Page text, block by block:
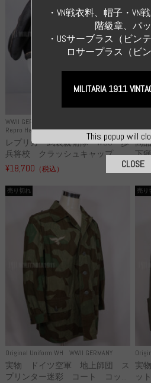
WWII GERMANY
Repro Hat and Cap SS and WSS
レプリカ 武装親衛隊 WSS 歩
兵将校 クラッシュキャップ ...
¥18,700 （税込）
高
下
Original Uniform WH WWII GERMANY
売り切れ
実物 ドイツ空軍 地上師団 ス
プリンター迷彩 コート コッ...
売り
実
ッ
This popup will
・VN戦衣料、帽子・VN
階級章、パ
・USサーブラス（ビン
ロサープラス（ビ
MILITARIA 1911
CLOSE